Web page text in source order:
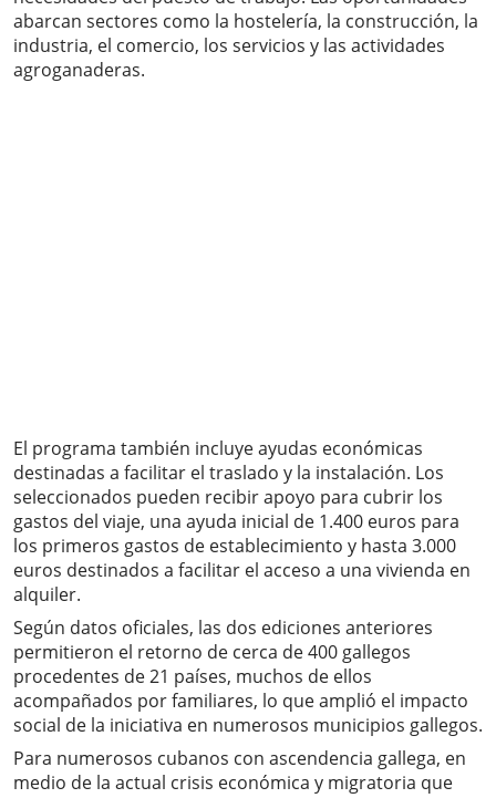
abarcan sectores como la hostelería, la construcción, la
industria, el comercio, los servicios y las actividades
agroganaderas.
El programa también incluye ayudas económicas
destinadas a facilitar el traslado y la instalación. Los
seleccionados pueden recibir apoyo para cubrir los
gastos del viaje, una ayuda inicial de 1.400 euros para
los primeros gastos de establecimiento y hasta 3.000
euros destinados a facilitar el acceso a una vivienda en
alquiler.
Según datos oficiales, las dos ediciones anteriores
permitieron el retorno de cerca de 400 gallegos
procedentes de 21 países, muchos de ellos
acompañados por familiares, lo que amplió el impacto
social de la iniciativa en numerosos municipios gallegos.
Para numerosos cubanos con ascendencia gallega, en
medio de la actual crisis económica y migratoria que